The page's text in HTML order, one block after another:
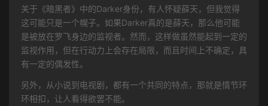
关于《暗黑者》中的Darker身份，有人怀疑薛天，但我觉得
这可能只是一个幌子。如果Darker真的是薛天，那么他可能
是被放在罗飞身边的监视者。然而，这样做虽然能起到一定的
监视作用，但在行动力上会存在局限，而且时间上不确定，具
有一定的偶发性。
另外，从小说到电视剧，都有一个共同的特点，那就是情节环
环相扣，让人看得欲罢不能。